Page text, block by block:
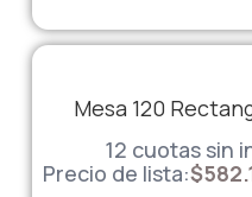
Mesa 120
12 cuotas sin
Precio de lista:$